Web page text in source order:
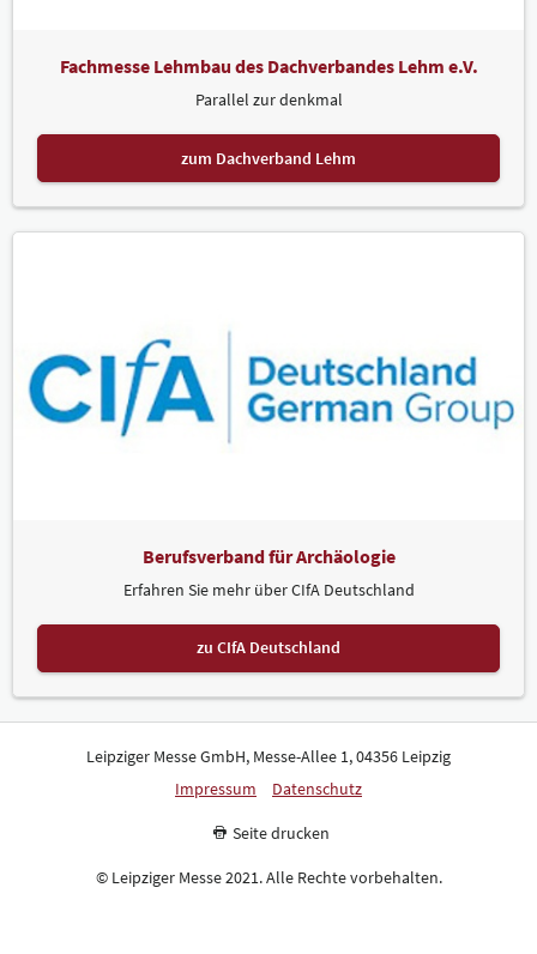
Fachmesse Lehmbau des Dachverbandes Lehm e.V.
Parallel zur denkmal
zum Dachverband Lehm
Berufsverband für Archäologie
Erfahren Sie mehr über CIfA Deutschland
zu CIfA Deutschland
Leipziger Messe GmbH, Messe-Allee 1, 04356 Leipzig
Impressum
Datenschutz
Seite drucken
© Leipziger Messe 2021. Alle Rechte vorbehalten.